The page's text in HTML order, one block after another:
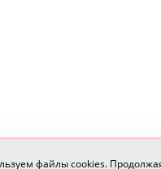
файлы cookies.